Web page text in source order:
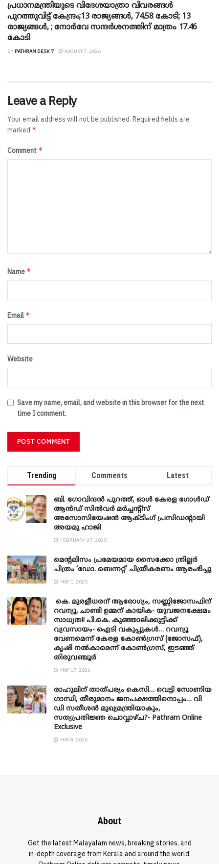
പ്രധാനമന്ത്രിയുടെ വിദേശയാത്രാ വിവരങ്ങൾ
പുറത്തുവിട്ട് കേന്ദ്രം;13 രാജ്യങ്ങൾ, 74.58 കോടി; 13
രാജ്യങ്ങൾ, ; നോർവേ സന്ദർശനത്തിന് മാത്രം 17.46
കോടി
BY PATHRAM DESK 7 AUGUST 7, 2026
Leave a Reply
Your email address will not be published. Required fields are
marked *
Comment *
Name *
Email *
Website
Save my name, email, and website in this browser for the next
time I comment.
Trending Comments Latest
ബി. ​ഗോവിന്ദൻ പുറത്ത്, ഓൾ കേരള ഗോൾഡ്
ആൻഡ് സിൽവർ മർച്ചന്റ്സ്
അസോസിയേഷൻ ആക്ടിംഗ് പ്രസിഡന്റായി
അയമു ഹാജി
FEBRUARY 27, 2025
മെന്‍റലിസം പ്രമേയമായ സൈക്കോ ത്രില്ലർ
ചിത്രം ‘ഡോ. ബെന്നറ്റ്’ ചിത്രീകരണം ആരംഭിച്ചു
MAY 1, 2025
കെ. മുരളീധരന് ആരോഗ്യം, സണ്ണിജോസഫിന്
റവന്യൂ, ചാണ്ടി ഉമ്മന് കായിക- യുവജനക്ഷേമം
സാധ്യത!! പി.കെ. കുഞ്ഞാലിക്കുട്ടിക്ക്
വ്യവസായം- ഐടി വകുപ്പുകൾ… റവന്യൂ
വേണമെന്ന് കേരള കോൺഗ്രസ് (ജോസഫ്),
കൃഷി നൽകാമെന്ന് കോൺഗ്രസ്, ഇടഞ്ഞ്
തിരുവഞ്ചൂർ
MAY 17, 2026
രാഹുലിന് താത്പര്യം കെസി… വെട്ടി സോണിയ
​ഗാന്ധി, തീരുമാനം ജനപക്ഷത്തിനൊപ്പം… വി
ഡി സതീശൻ മുഖ്യമന്ത്രിയാകും,
സത്യപ്രതിജ്ഞ ചൊവ്വാഴ്ച?- Pathram Online
Exclusive
MAY 8, 2026
About
Get the latest Malayalam news, breaking stories, and
in-depth coverage from Kerala and around the world.